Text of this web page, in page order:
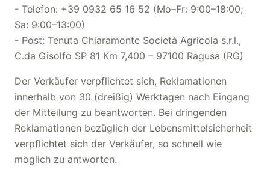
- Telefon: +39 0932 65 16 52 (Mo–Fr: 9:00–18:00;
Sa: 9:00–13:00)
- Post: Tenuta Chiaramonte Società Agricola s.r.l.,
C.da Gisolfo SP 81 Km 7,400 – 97100 Ragusa (RG)
Der Verkäufer verpflichtet sich, Reklamationen
innerhalb von 30 (dreißig) Werktagen nach Eingang
der Mitteilung zu beantworten. Bei dringenden
Reklamationen bezüglich der Lebensmittelsicherheit
verpflichtet sich der Verkäufer, so schnell wie
möglich zu antworten.